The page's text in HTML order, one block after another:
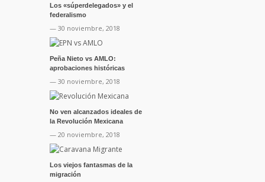
Los «súperdelegados» y el
federalismo
— 30 noviembre, 2018
Peña Nieto vs AMLO:
aprobaciones históricas
— 30 noviembre, 2018
No ven alcanzados ideales de
la Revolución Mexicana
— 20 noviembre, 2018
Los viejos fantasmas de la
migración